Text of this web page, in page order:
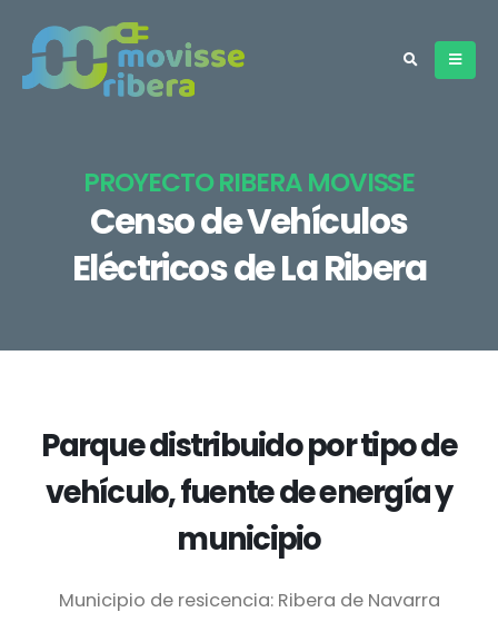
PROYECTO RIBERA MOVISSE
Censo de Vehículos
Eléctricos de La Ribera
Parque distribuido por tipo de
vehículo, fuente de energía y
municipio
Municipio de resicencia: Ribera de Navarra